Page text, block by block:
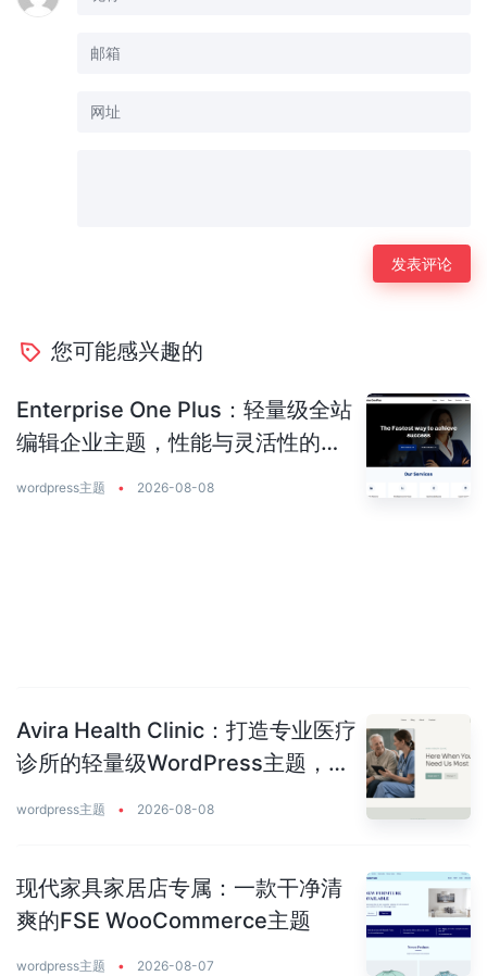
您可能感兴趣的
Enterprise One Plus：轻量级全站
编辑企业主题，性能与灵活性的完
wordpress主题 • 2026-08-08
Avira Health Clinic：打造专业医疗
诊所的轻量级WordPress主题，让
wordpress主题 • 2026-08-08
现代家具家居店专属：一款干净清
爽的FSE WooCommerce主题
wordpress主题 • 2026-08-07